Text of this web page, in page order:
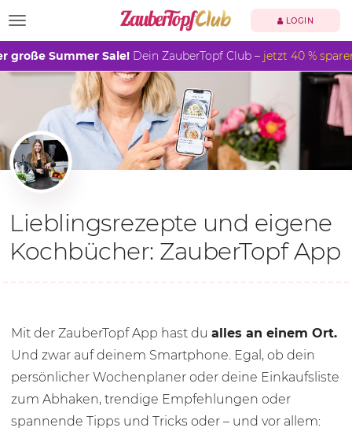
TOGGLE NAVIGATION LOGIN
große Summer Sale! Dein ZauberTopf Club – jetzt 40 %
Lieblingsrezepte und eigene
Kochbücher: ZauberTopf App
Mit der ZauberTopf App hast du alles an einem Ort.
Und zwar auf deinem Smartphone. Egal, ob dein
persönlicher Wochenplaner oder deine Einkaufsliste
zum Abhaken, trendige Empfehlungen oder
spannende Tipps und Tricks oder – und vor allem: